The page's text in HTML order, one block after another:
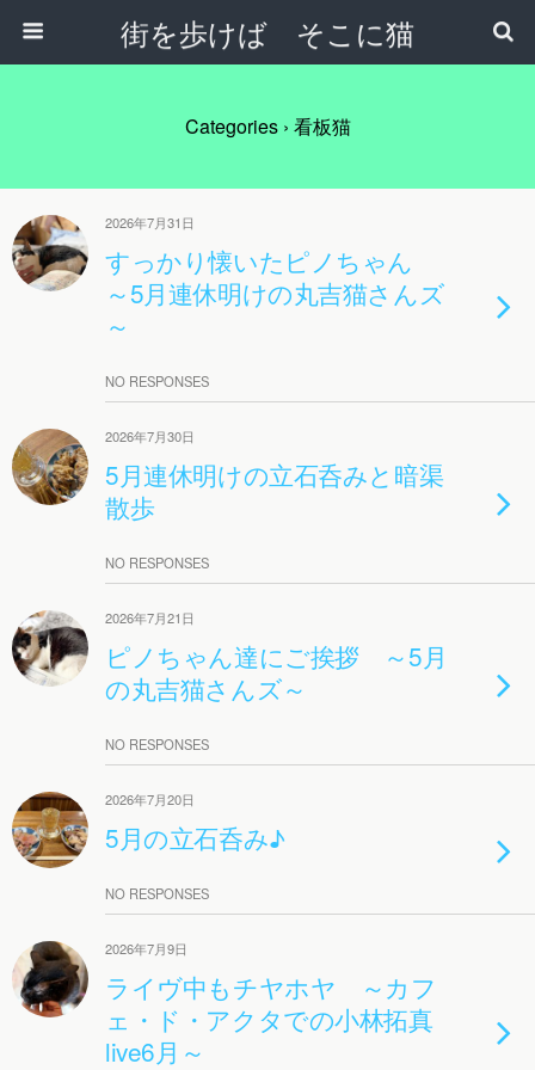
街を歩けば そこに猫
Categories › 看板猫
2026年7月31日
すっかり懐いたピノちゃん
～5月連休明けの丸吉猫さんズ
～
NO RESPONSES
2026年7月30日
5月連休明けの立石呑みと暗渠
散歩
NO RESPONSES
2026年7月21日
ピノちゃん達にご挨拶 ～5月
の丸吉猫さんズ～
NO RESPONSES
2026年7月20日
5月の立石呑み♪
NO RESPONSES
2026年7月9日
ライヴ中もチヤホヤ ～カフ
ェ・ド・アクタでの小林拓真
live6月～